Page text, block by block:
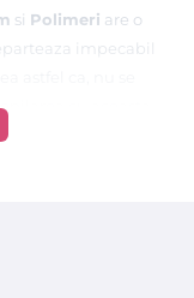
si Polimeri are o
impecabil
cu aceasta